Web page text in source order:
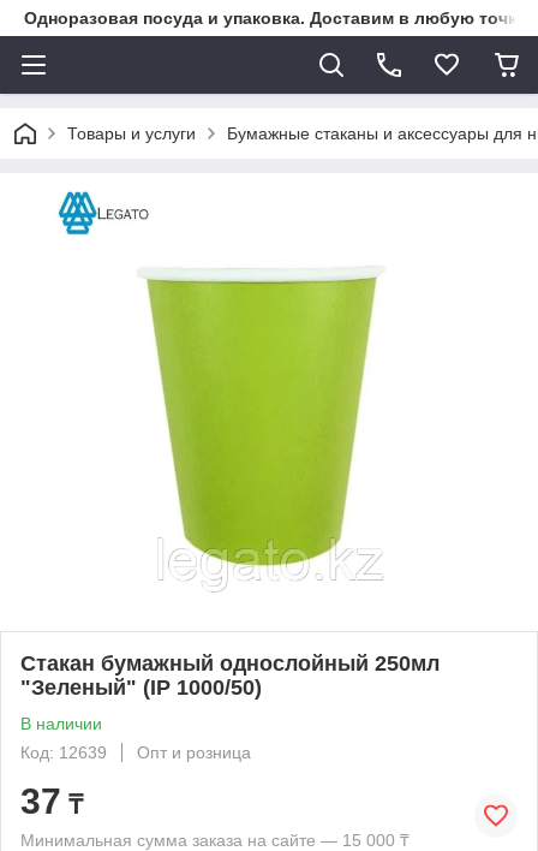
Одноразовая посуда и упаковка. Доставим в любую точку
Товары и услуги Бумажные стаканы и аксессуары для
Стакан бумажный однослойный 250мл
"Зеленый" (IP 1000/50)
В наличии
Код: 12639
Опт и розница
37 ₸
Минимальная сумма заказа на сайте — 15 000 ₸